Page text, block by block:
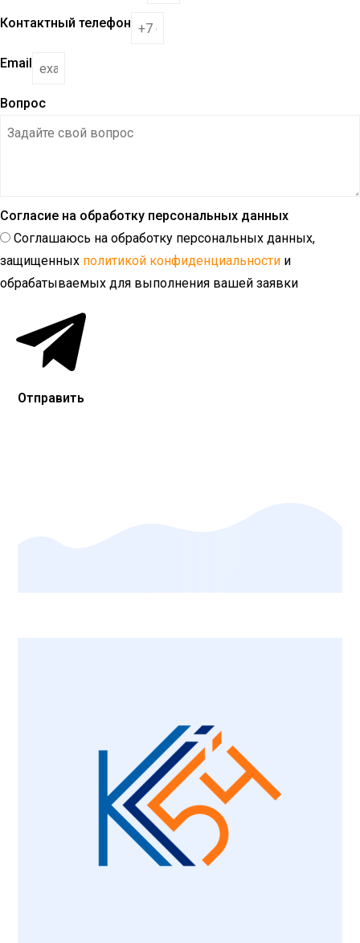
Контактный телефон
Email
Вопрос
Согласие на обработку персональных данных
Соглашаюсь на обработку персональных данных,
защищенных политикой конфиденциальности и
обрабатываемых для выполнения вашей заявки
Отправить